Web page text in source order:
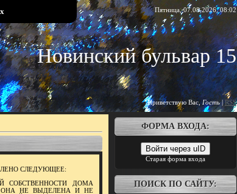
Пятница, 07.08.2026, 08:02
Новинский бульвар 15
Приветствую Вас, Гость|RSS
СЛЕДУЮЩЕЕ:
СОБСТВЕННОСТИ ДОМА
ОНА НЕ ВЫДЕЛЕНА И НЕ
ФОРМА ВХОДА:
Войти через uID
Старая форма входа
ПОИСК ПО САЙТУ: